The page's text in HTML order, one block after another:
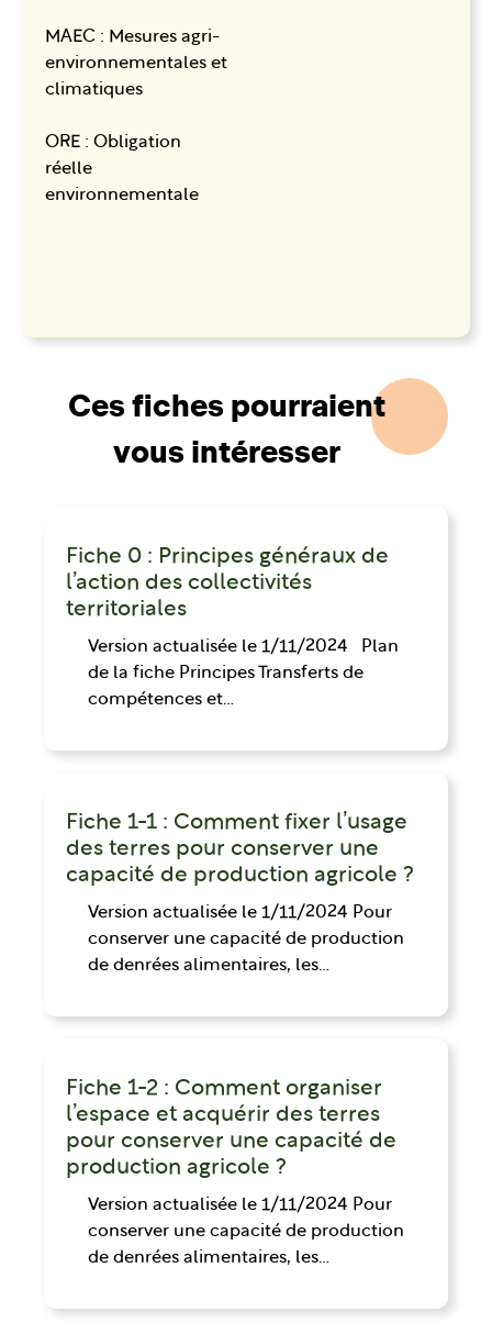
MAEC : Mesures agri-
environnementales et
climatiques
ORE : Obligation
réelle
environnementale
Ces fiches pourraient
vous intéresser
Fiche 0 : Principes généraux de
l’action des collectivités
territoriales
Version actualisée le 1/11/2024 Plan
de la fiche Principes Transferts de
compétences et…
Fiche 1-1 : Comment fixer l’usage
des terres pour conserver une
capacité de production agricole ?
Version actualisée le 1/11/2024 Pour
conserver une capacité de production
de denrées alimentaires, les…
Fiche 1-2 : Comment organiser
l’espace et acquérir des terres
pour conserver une capacité de
production agricole ?
Version actualisée le 1/11/2024 Pour
conserver une capacité de production
de denrées alimentaires, les…